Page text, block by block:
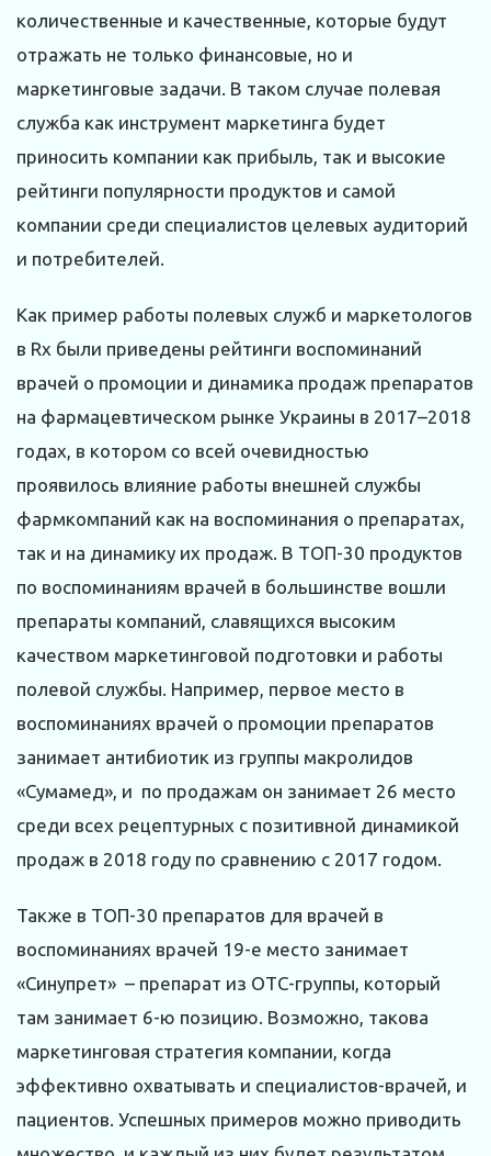
количественные и качественные, которые будут
отражать не только финансовые, но и
маркетинговые задачи. В таком случае полевая
служба как инструмент маркетинга будет
приносить компании как прибыль, так и высокие
рейтинги популярности продуктов и самой
компании среди специалистов целевых аудиторий
и потребителей.
Как пример работы полевых служб и маркетологов
в Rx были приведены рейтинги воспоминаний
врачей о промоции и динамика продаж препаратов
на фармацевтическом рынке Украины в 2017–2018
годах, в котором со всей очевидностью
проявилось влияние работы внешней службы
фармкомпаний как на воспоминания о препаратах,
так и на динамику их продаж. В ТОП-30 продуктов
по воспоминаниям врачей в большинстве вошли
препараты компаний, славящихся высоким
качеством маркетинговой подготовки и работы
полевой службы. Например, первое место в
воспоминаниях врачей о промоции препаратов
занимает антибиотик из группы макролидов
«Сумамед», и по продажам он занимает 26 место
среди всех рецептурных с позитивной динамикой
продаж в 2018 году по сравнению с 2017 годом.
Также в ТОП-30 препаратов для врачей в
воспоминаниях врачей 19-е место занимает
«Синупрет» – препарат из ОТС-группы, который
там занимает 6-ю позицию. Возможно, такова
маркетинговая стратегия компании, когда
эффективно охватывать и специалистов-врачей, и
пациентов. Успешных примеров можно приводить